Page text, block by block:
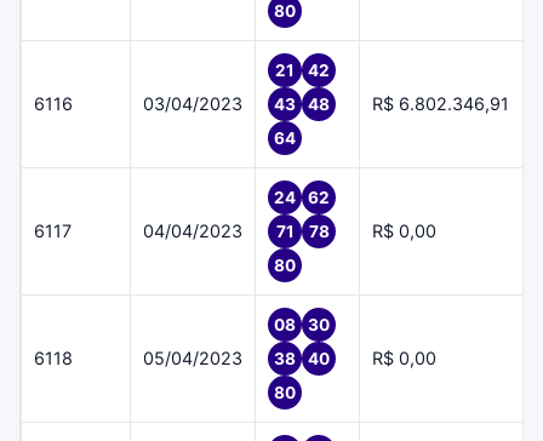
80
6116 03/04/2023
21
42
43
48
64
R$ 6.802.346,91
6117 04/04/2023
24
62
71
78
80
R$ 0,00
6118 05/04/2023
08
30
38
40
80
R$ 0,00